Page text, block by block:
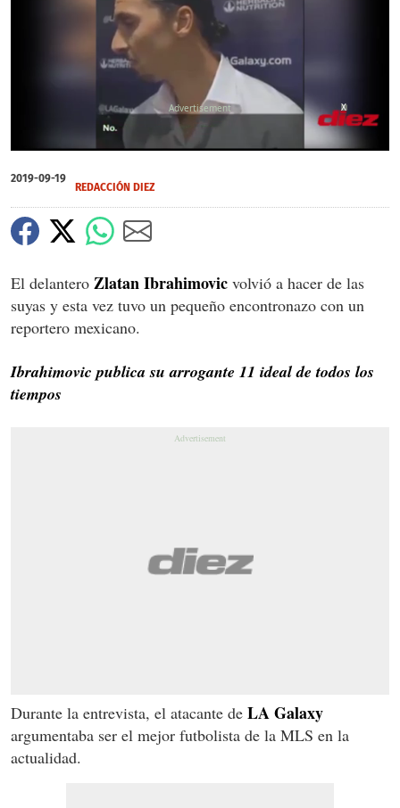
of
50
X
2019-09-19
REDACCIÓN DIEZ
El delantero Zlatan Ibrahimovic volvió a hacer de las
suyas y esta vez tuvo un pequeño encontronazo con un
reportero mexicano.
Ibrahimovic publica su arrogante 11 ideal de todos los
tiempos
Durante la entrevista, el atacante de LA Galaxy
argumentaba ser el mejor futbolista de la MLS en la
actualidad.